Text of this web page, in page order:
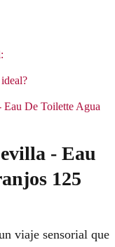
Eau De Toilette Agua
- Eau
125
viaje sensorial que